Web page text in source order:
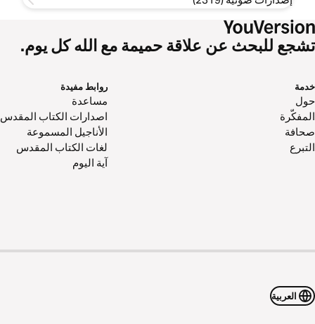
تشجع للبحث عن علاقة حميمة مع الله كل يوم.
خدمة
حول‌
المفكّرة
صحافة
التبرع
روابط مفيدة
مساعدة
اصدارات الكتاب المقدس
الأناجيل المسموعة
لغات الكتاب المقدس
آية اليوم
العربية